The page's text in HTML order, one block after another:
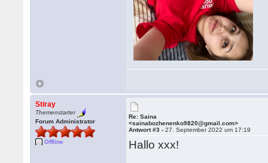
Stiray
Themenstarter
Forum Administrator
Offline
Re: Saina
<sainabozhenenko9820@gmail.com>
Antwort #3 -27. September 2022 um 17:19
Hallo xxx!